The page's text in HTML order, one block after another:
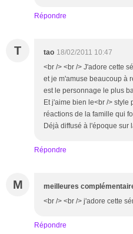
Répondre
T tao 18/02/2011 10:47
<br /> <br /> J'adore cette
et je m'amuse beaucoup à
est le personnage le plus
Et j'aime bien le<br />
réactions de la famille qui
Déjà diffusé à l'époque sur
Répondre
M meilleures
<br /> <br /> j'adore cette
Répondre